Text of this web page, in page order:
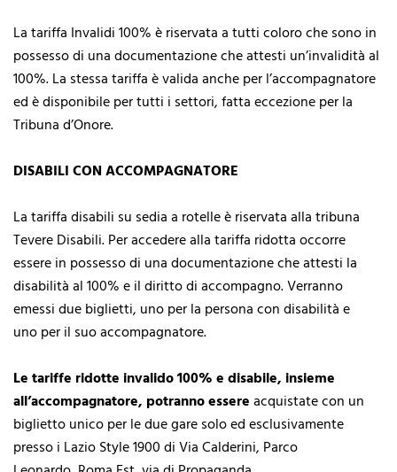
La tariffa Invalidi 100% è riservata a tutti coloro che sono in
possesso di una documentazione cheattesti un’invalidità al
100%. La stessa tariffa è valida anche per l’accompagnatore
ed è disponibileper tutti i settori, fatta eccezione per la
Tribuna d’Onore.
DISABILI CON ACCOMPAGNATORE
La tariffa disabili su sedia a rotelle è riservata alla tribuna
Tevere Disabili. Per accedere alla tariffa ridotta occorre
essere in possesso di una documentazione che attesti la
disabilità al 100% e il dirittodi accompagno. Verranno
emessi due biglietti, uno per la persona con disabilità e
uno per il suoaccompagnatore.
Le tariffe ridotte invalido 100% e disabile, insieme
all’accompagnatore, potranno essereacquistate con un
biglietto unico per le due gare solo ed esclusivamente
presso i Lazio Style 1900 diVia Calderini, Parco